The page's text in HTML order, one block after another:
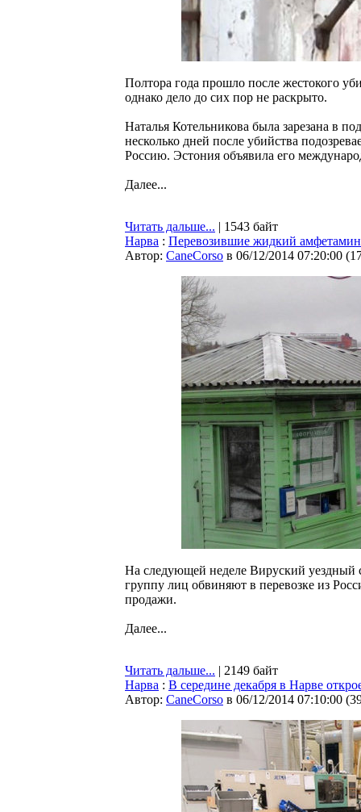
Полтора года прошло после жестокого
однако дело до сих пор не раскрыто.
Наталья Котельникова была зарезана в
несколько дней после убийства
Россию. Эстония объявила его
Далее...
Читать дальше... | 1543 байт
Нарва : Перевозившие жидкий
Автор: CaneCorso в 06/12/2014 07:20:00 (
На следующей неделе Вируский уездный
группу лиц обвиняют в перевозке из
продажи.
Далее...
Читать дальше... | 2149 байт
Нарва : В середине декабря в Нарве
Автор: CaneCorso в 06/12/2014 07:10:00 (